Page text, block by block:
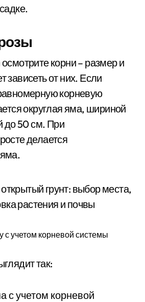
корни – размер и
от них. Если
корневую
округлая яма, шириной
до 50 см. При
делается
с учетом корневой системы
так:
с учетом корневой